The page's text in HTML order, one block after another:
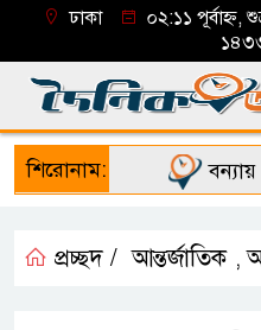
ঢাকা
০২:১১ পূর্বাহ্ন,
১৪৩৩
শিরোনাম: বন্যায়
প্রচ্ছদ / আন্তর্জাতিক ,